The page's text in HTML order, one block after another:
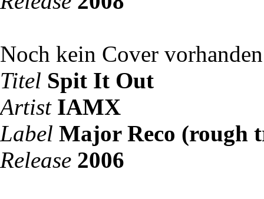
Noch kein Cover vorhanden
Titel Spit It Out
Artist IAMX
Label Major Reco (rough
Release 2006